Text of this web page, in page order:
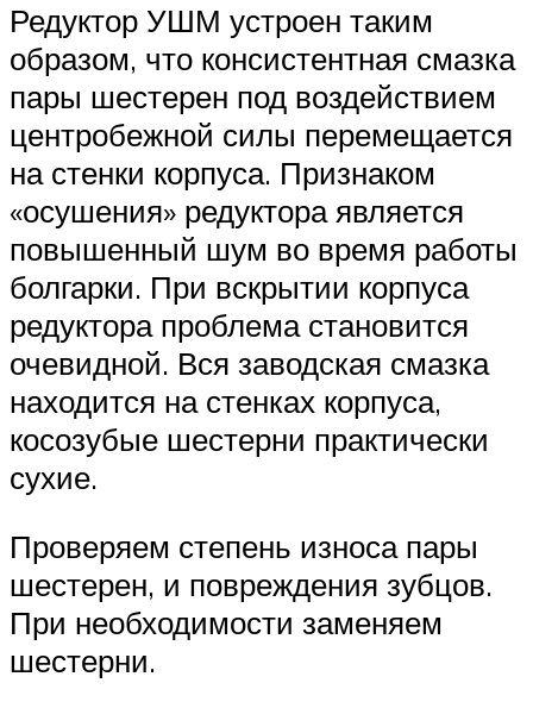
Редуктор УШМ устроен таким
образом, что консистентная смазка
пары шестерен под воздействием
центробежной силы перемещается
на стенки корпуса. Признаком
«осушения» редуктора является
повышенный шум во время работы
болгарки. При вскрытии корпуса
редуктора проблема становится
очевидной. Вся заводская смазка
находится на стенках корпуса,
косозубые шестерни практически
сухие.
Проверяем степень износа пары
шестерен, и повреждения зубцов.
При необходимости заменяем
шестерни.